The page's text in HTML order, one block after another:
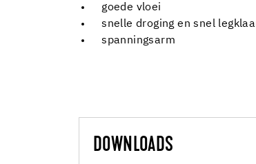
goede vloei
snelle droging en snel
spanningsarm
DOWNLOADS